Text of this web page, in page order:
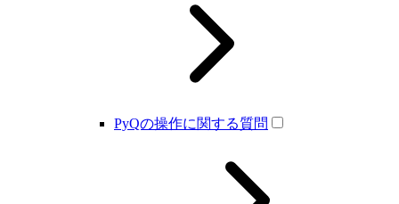
PyQの操作に関する質問